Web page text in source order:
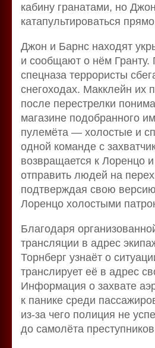
кабину гранатами, но
катапультироваться
Джон и Барнс находят
и сообщают о нём Гранту.
спецназа террористы
снегоходах. Макклейн их
после перестрелки
магазине подобранного
пулемёта — холостые и
одной команде с
возвращается к Лоренцо
отправить людей на
подтверждая свою
Лоренцо холостыми
Благодаря
трансляции в адрес
Торнберг узнаёт о
транслирует её в адрес
Информация о захвате
к панике среди
из-за чего полиция не
до самолёта